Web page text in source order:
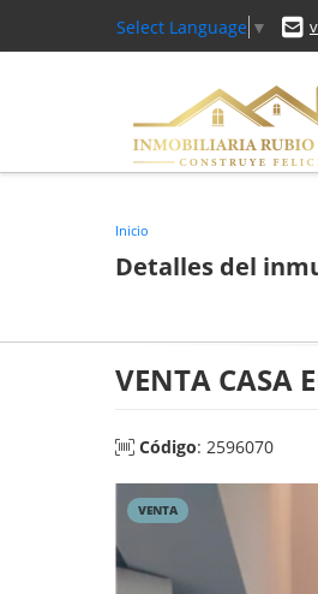
Select Language ▼
Inicio
Detalles del
VENTA CASA
Código: 2596070
VENTA